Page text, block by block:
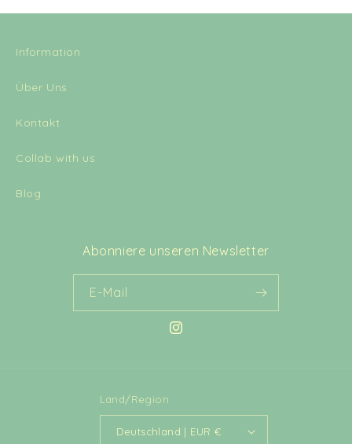
Information
Über Uns
Kontakt
Collab with us
Blog
Abonniere unseren Newsletter
E-Mail
Instagram
Land/Region
Deutschland | EUR €